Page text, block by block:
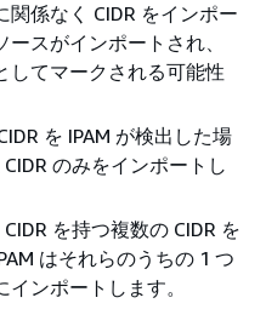
関係なく CIDR をインポー
ースがインポートされ、
してマークされる可能性
を IPAM が検出した場
のみをインポートし
を持つ複数の CIDR を
はそれらのうちの 1 つ
ンポートします。